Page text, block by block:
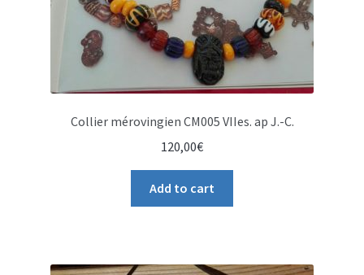
Collier mérovingien CM005 VIIes. ap J.-C.
120,00€
Add to cart